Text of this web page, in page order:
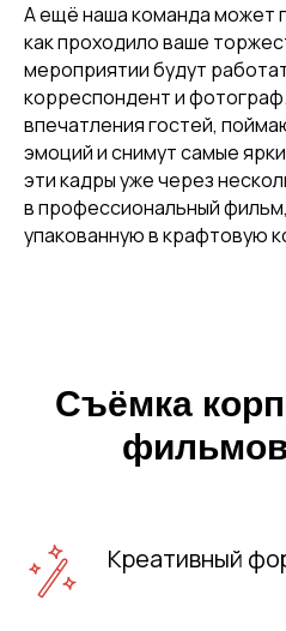
А ещё наша команда может
как проходило ваше
мероприятии будут
корреспондент и
впечатления гостей,
эмоций и снимут самые
эти кадры уже через
в профессиональный
упакованную в крафтовую
Съёмка
Креативный